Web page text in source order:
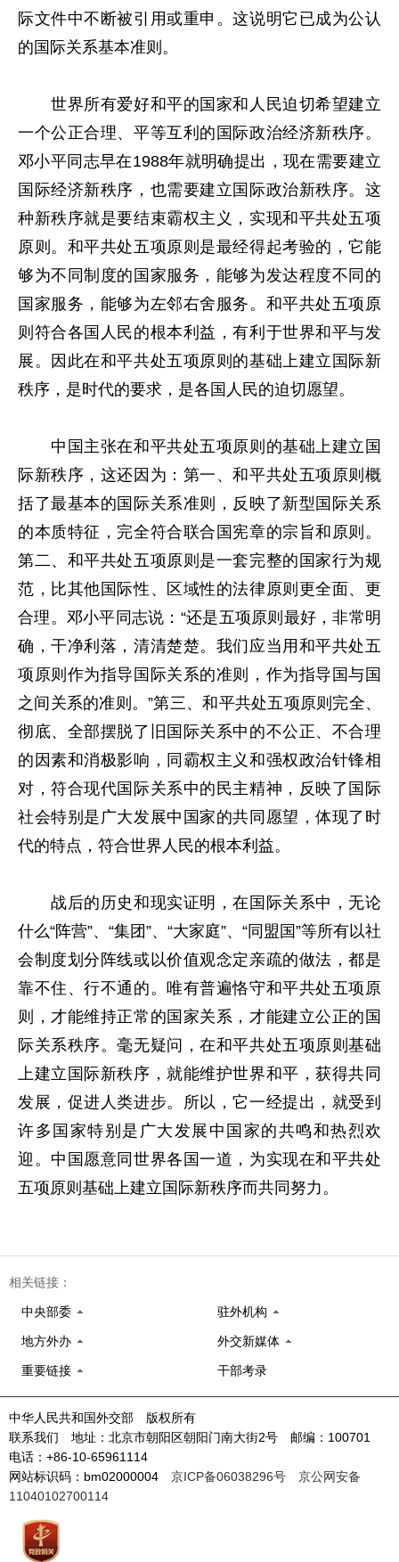
际文件中不断被引用或重申。这说明它已成为公认
的国际关系基本准则。
世界所有爱好和平的国家和人民迫切希望建立
一个公正合理、平等互利的国际政治经济新秩序。
邓小平同志早在1988年就明确提出，现在需要建立
国际经济新秩序，也需要建立国际政治新秩序。这
种新秩序就是要结束霸权主义，实现和平共处五项
原则。和平共处五项原则是最经得起考验的，它能
够为不同制度的国家服务，能够为发达程度不同的
国家服务，能够为左邻右舍服务。和平共处五项原
则符合各国人民的根本利益，有利于世界和平与发
展。因此在和平共处五项原则的基础上建立国际新
秩序，是时代的要求，是各国人民的迫切愿望。
中国主张在和平共处五项原则的基础上建立国
际新秩序，这还因为：第一、和平共处五项原则概
括了最基本的国际关系准则，反映了新型国际关系
的本质特征，完全符合联合国宪章的宗旨和原则。
第二、和平共处五项原则是一套完整的国家行为规
范，比其他国际性、区域性的法律原则更全面、更
合理。邓小平同志说：“还是五项原则最好，非常明
确，干净利落，清清楚楚。我们应当用和平共处五
项原则作为指导国际关系的准则，作为指导国与国
之间关系的准则。”第三、和平共处五项原则完全、
彻底、全部摆脱了旧国际关系中的不公正、不合理
的因素和消极影响，同霸权主义和强权政治针锋相
对，符合现代国际关系中的民主精神，反映了国际
社会特别是广大发展中国家的共同愿望，体现了时
代的特点，符合世界人民的根本利益。
战后的历史和现实证明，在国际关系中，无论
什么“阵营”、“集团”、“大家庭”、“同盟国”等所有以社
会制度划分阵线或以价值观念定亲疏的做法，都是
靠不住、行不通的。唯有普遍恪守和平共处五项原
则，才能维持正常的国家关系，才能建立公正的国
际关系秩序。毫无疑问，在和平共处五项原则基础
上建立国际新秩序，就能维护世界和平，获得共同
发展，促进人类进步。所以，它一经提出，就受到
许多国家特别是广大发展中国家的共鸣和热烈欢
迎。中国愿意同世界各国一道，为实现在和平共处
五项原则基础上建立国际新秩序而共同努力。
相关链接：
中央部委 驻外机构
地方外办 外交新媒体
重要链接 干部考录
中华人民共和国外交部 版权所有
联系我们 地址：北京市朝阳区朝阳门南大街2号 邮编：100701
电话：+86-10-65961114
网站标识码：bm02000004 京ICP备06038296号
京公网安备
11040102700114